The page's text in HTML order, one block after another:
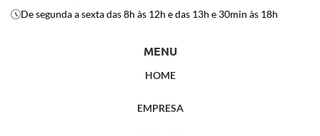
De segunda a sexta das 8h às 12h e das 13h e 30min às 18h
MENU
HOME
EMPRESA